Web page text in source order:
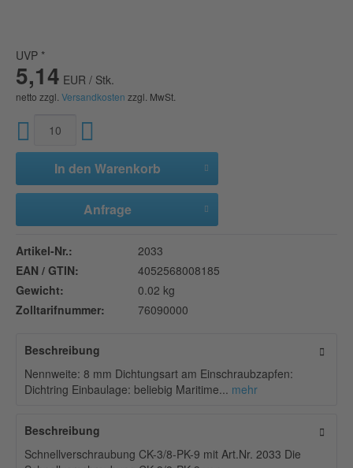
UVP *
5,14 EUR / Stk.
netto zzgl. Versandkosten zzgl. MwSt.
In den Warenkorb
Anfrage
Artikel-Nr.:
2033
EAN / GTIN:
4052568008185
Gewicht:
0.02 kg
Zolltarifnummer:
76090000
Beschreibung
Nennweite: 8 mm Dichtungsart am Einschraubzapfen:
Dichtring Einbaulage: beliebig Maritime... mehr
Beschreibung
Schnellverschraubung CK-3/8-PK-9 mit Art.Nr. 2033 Die